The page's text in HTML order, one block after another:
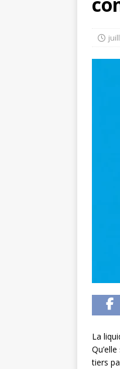
La
tiers